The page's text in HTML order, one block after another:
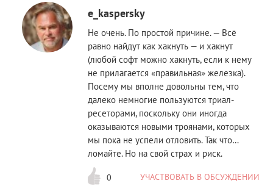
e_kaspersky
Не очень. По простой причине. — Всё
равно найдут как хакнуть — и хакнут
(любой софт можно хакнуть, если к нему
не прилагается «правильная» железка).
Посему мы вполне довольны тем, что
далеко немногие пользуются триал-
ресеторами, поскольку они иногда
оказываются новыми троянами, которых
мы пока не успели отловить. Так что…
ломайте. Но на свой страх и риск.
0 УЧАСТВОВАТЬ В ОБСУЖДЕНИИ